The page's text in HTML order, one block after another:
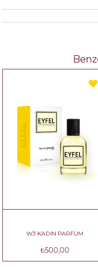
W3 KADIN PARFÜM
₺500,00